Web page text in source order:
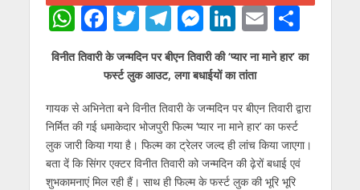
W
h
at
s
A
p
p
F
ac
e
o
o
k
T
w
itt
er
T
el
e
gr
a
m
M
e
ss
e
n
g
er
Li
n
k
e
dI
n
E
m
ai
l
S
h
ar
विनीत तिवारी के जन्मदिन पर बीएन तिवारी की ‘प्यार ना माने हार’ का
फर्स्ट लुक आउट, लगा बधाईयों का तांता
गायक से अभिनेता बने विनीत तिवारी के जन्मदिन पर बीएन तिवारी द्वारा
निर्मित की गई धमाकेदार भोजपुरी फिल्म ‘प्यार ना माने हार’ का फर्स्ट
लुक जारी किया गया है। फिल्म का ट्रेलर जल्द ही लांच किया जाएगा।
बता दें कि सिंगर एक्टर विनीत तिवारी को जन्मदिन की ढ़ेरों बधाई एवं
शुभकामनाएं मिल रही हैं। साथ ही फिल्म के फर्स्ट लुक की भूरि भूरि